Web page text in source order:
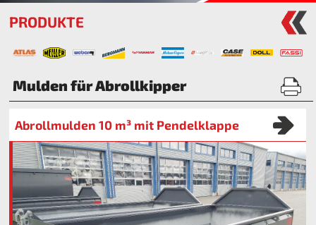
PRODUKTE
Mulden für Abrollkipper
Abrollmulden 10 m³ mit Pendelklappe